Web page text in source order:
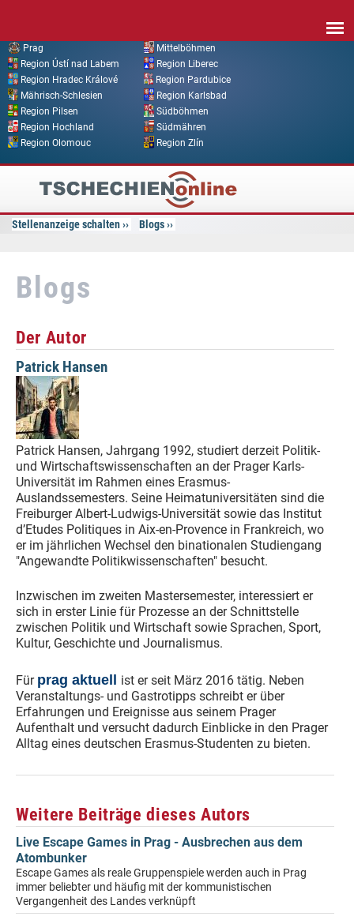
Prag
Mittelböhmen
Region Ústí nad Labem
Region Liberec
Region Hradec Králové
Region Pardubice
Mährisch-Schlesien
Region Karlsbad
Region Pilsen
Südböhmen
Region Hochland
Südmähren
Region Olomouc
Region Zlín
Tschechien
Online
Stellenanzeige schalten Blogs
Blogs
Der Autor
Patrick Hansen
Patrick Hansen, Jahrgang 1992, studiert derzeit Politik-
und Wirtschaftswissenschaften an der Prager Karls-
Universität im Rahmen eines Erasmus-
Auslandssemesters. Seine Heimatuniversitäten sind die
Freiburger Albert-Ludwigs-Universität sowie das Institut
d’Etudes Politiques in Aix-en-Provence in Frankreich, wo
er im jährlichen Wechsel den binationalen Studiengang
"Angewandte Politikwissenschaften" besucht.
Inzwischen im zweiten Mastersemester, interessiert er
sich in erster Linie für Prozesse an der Schnittstelle
zwischen Politik und Wirtschaft sowie Sprachen, Sport,
Kultur, Geschichte und Journalismus.
Für prag aktuell ist er seit März 2016 tätig. Neben
Veranstaltungs- und Gastrotipps schreibt er über
Erfahrungen und Ereignisse aus seinem Prager
Aufenthalt und versucht dadurch Einblicke in den Prager
Alltag eines deutschen Erasmus-Studenten zu bieten.
Weitere Beiträge dieses Autors
Live Escape Games in Prag - Ausbrechen aus dem
Atombunker
Escape Games als reale Gruppenspiele werden auch in Prag
immer beliebter und häufig mit der kommunistischen
Vergangenheit des Landes verknüpft